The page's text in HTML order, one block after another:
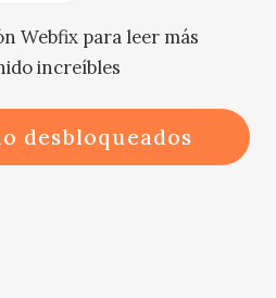
estaba pensando
mente no estaba
Webfix para leer más
increíbles
desbloqueados